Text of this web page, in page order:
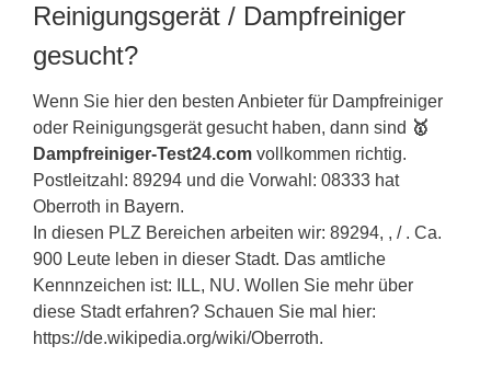
Reinigungsgerät / Dampfreiniger
gesucht?
Wenn Sie hier den besten Anbieter für Dampfreiniger
oder Reinigungsgerät gesucht haben, dann sind 🥇
Dampfreiniger-Test24.com vollkommen richtig.
Postleitzahl: 89294 und die Vorwahl: 08333 hat
Oberroth in Bayern.
In diesen PLZ Bereichen arbeiten wir: 89294, , / . Ca.
900 Leute leben in dieser Stadt. Das amtliche
Kennnzeichen ist: ILL, NU. Wollen Sie mehr über
diese Stadt erfahren? Schauen Sie mal hier:
https://de.wikipedia.org/wiki/Oberroth.